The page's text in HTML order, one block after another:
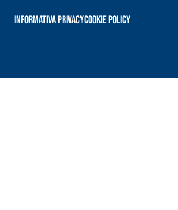
Informativa PrivacyCookie Policy